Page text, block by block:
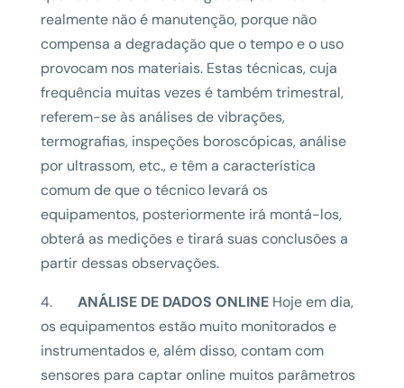
realmente não é manutenção, porque não
compensa a degradação que o tempo e o uso
provocam nos materiais. Estas técnicas, cuja
frequência muitas vezes é também trimestral,
referem-se às análises de vibrações,
termografias, inspeções boroscópicas, análise
por ultrassom, etc., e têm a característica
comum de que o técnico levará os
equipamentos, posteriormente irá montá-los,
obterá as medições e tirará suas conclusões a
partir dessas observações.
4. ANÁLISE DE DADOS ONLINEHoje em dia,
os equipamentos estão muito monitorados e
instrumentados e, além disso, contam com
sensores para captar online muitos parâmetros